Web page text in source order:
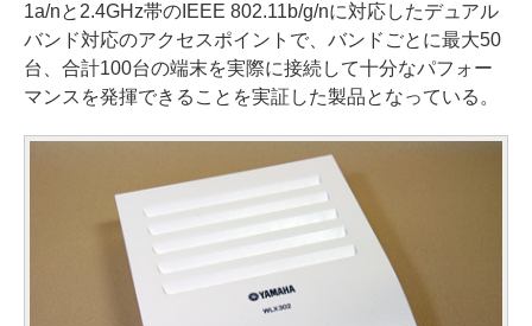
1a/nと2.4GHz帯のIEEE 802.11b/g/nに対応したデュアル
バンド対応のアクセスポイントで、バンドごとに最大50
台、合計100台の端末を実際に接続して十分なパフォー
マンスを発揮できることを実証した製品となっている。